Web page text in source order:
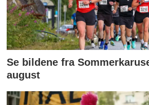
Se bildene fra
august